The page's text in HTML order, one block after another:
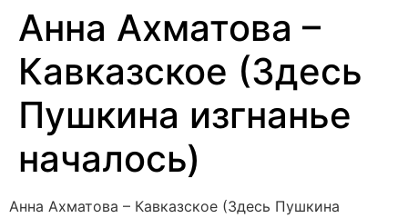
Анна Ахматова –
Кавказское (Здесь
Пушкина изгнанье
началось)
Анна Ахматова – Кавказское (Здесь Пушкина